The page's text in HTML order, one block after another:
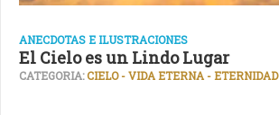
ANECDOTAS E ILUSTRACIONES
El Cielo es un Lindo Lugar
CATEGORIA:CIELO - VIDA ETERNA - ETERNIDAD